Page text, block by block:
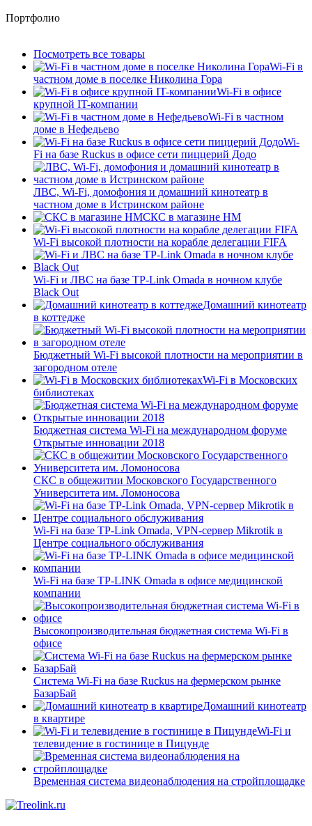
Портфолио
Посмотреть все товары
Wi-Fi в
частном доме в поселке Николина Гора
Wi-Fi в офисе
крупной IT-компании
Wi-Fi в частном
доме в Нефедьево
Wi-
Fi на базе Ruckus в офисе сети пиццерий Додо
ЛВС, Wi-Fi, домофония и домашний кинотеатр в
частном доме в Истринском районе
СКС в магазине HM
Wi-Fi высокой плотности на корабле делегации FIFA
Wi-Fi и ЛВС на базе TP-Link Omada в ночном клубе
Black Out
Домашний кинотеатр
в коттедже
Бюджетный Wi-Fi высокой плотности на мероприятии в
загородном отеле
Wi-Fi в Московских
библиотеках
Бюджетная система Wi-Fi на международном форуме
Открытые инновации 2018
СКС в общежитии Московского Государственного
Университета им. Ломоносова
Wi-Fi на базе TP-Link Omada, VPN-сервер Mikrotik в
Центре социального обслуживания
Wi-Fi на базе TP-LINK Omada в офисе медицинской
компании
Высокопроизводительная бюджетная система Wi-Fi в
офисе
Система Wi-Fi на базе Ruckus на фермерском рынке
БазарБай
Домашний кинотеатр
в квартире
Wi-Fi и
телевидение в гостинице в Пицунде
Временная система видеонаблюдения на стройплощадке